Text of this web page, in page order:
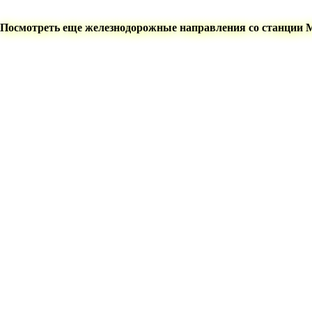
Посмотреть еще железнодорожные направления со станции